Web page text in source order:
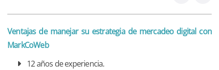
Ventajas de manejar su estrategia de mercadeo digital con
MarkCoWeb
12 años de experiencia.